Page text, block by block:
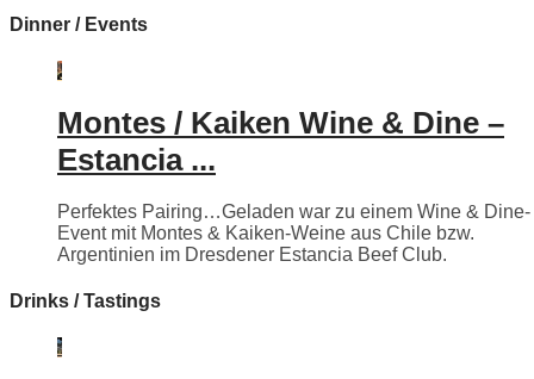
Dinner / Events
Montes / Kaiken Wine & Dine –
Estancia ...
Perfektes Pairing…Geladen war zu einem Wine & Dine-
Event mit Montes & Kaiken-Weine aus Chile bzw.
Argentinien im Dresdener Estancia Beef Club.
Drinks / Tastings